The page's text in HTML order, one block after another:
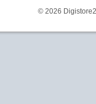
© 2026